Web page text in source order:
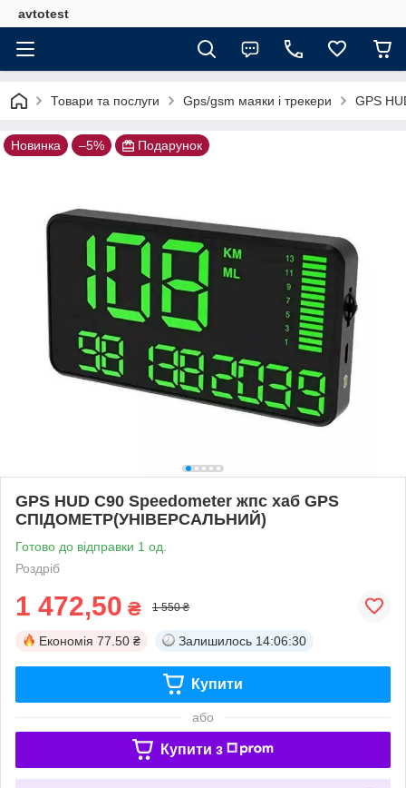
avtotest
Товари та послуги Gps/gsm маяки і трекери GPS
Новинка –5% Подарунок
GPS HUD C90 Speedometer жпс хаб GPS
СПІДОМЕТР(УНІВЕРСАЛЬНИЙ)
Готово до відправки 1 од.
Роздріб
1 472,50 ₴ 1 550 ₴
Економія 77.50 ₴ Залишилось 14:06:30
Купити
або
Купити з